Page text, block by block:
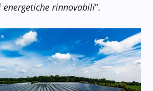
energetiche rinnovabili”.